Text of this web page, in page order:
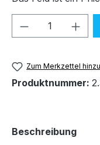
Produkt
Zum Merkzettel
Produktnummer:
Beschreibung